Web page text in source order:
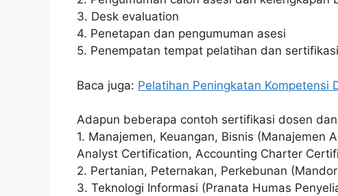
3. Desk evaluation
4. Penetapan dan pengumuman asesi
5. Penempatan tempat pelatihan dan sertifikasi
Baca juga: Pelatihan Peningkatan Kompetensi
Adapun beberapa contoh sertifikasi dosen
1. Manajemen, Keuangan, Bisnis (Manajemen
Analyst Certification, Accounting Charter
2. Pertanian, Peternakan, Perkebunan
3. Teknologi Informasi (Pranata Humas